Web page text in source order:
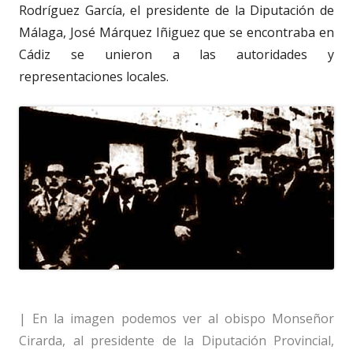
Rodríguez García, el presidente de la Diputación de
Málaga, José Márquez Iñiguez que se encontraba en
Cádiz se unieron a las autoridades y
representaciones locales.
| En la imagen podemos ver al obispo Monseñor
Cirarda, al presidente de la Diputación Provincial,